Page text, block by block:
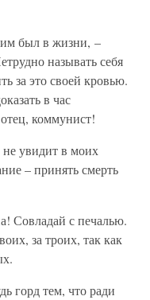
был в жизни, –
называть себя
за это своей кровью.
в час
коммунист!
увидит в моих
– принять смерть
Совладай с печалью.
за троих, так как
горд тем, что ради